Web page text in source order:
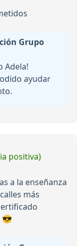
Grupo
Adela!
ayudar
positiva)
a la enseñanza
más
😎